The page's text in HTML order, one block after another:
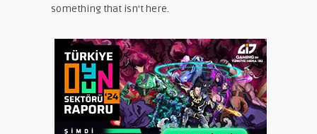
something that isn't here.